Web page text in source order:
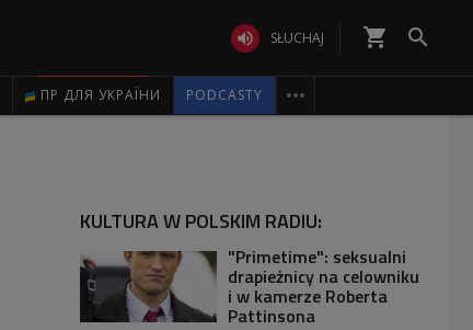
 SŁUCHAJ shopping_cart 
ПР ДЛЯ УКРАЇНИ PODCASTY 
KULTURA W POLSKIM RADIU:
"Primetime": seksualni
drapieżnicy na celowniku
i w kamerze Roberta
Pattinsona